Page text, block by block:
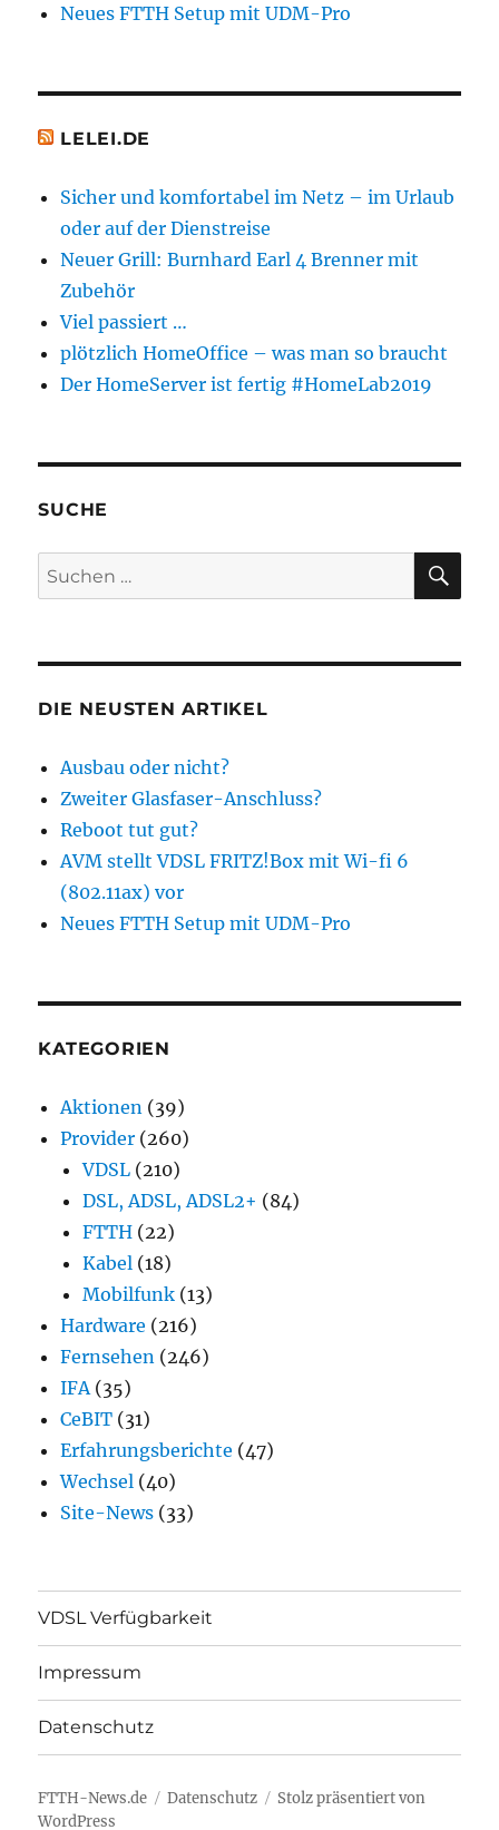
Neues FTTH Setup mit UDM-Pro
LELEI.DE
Sicher und komfortabel im Netz – im Urlaub
oder auf der Dienstreise
Neuer Grill: Burnhard Earl 4 Brenner mit
Zubehör
Viel passiert …
plötzlich HomeOffice – was man so braucht
Der HomeServer ist fertig #HomeLab2019
SUCHE
Suchen
nach:
DIE NEUSTEN ARTIKEL
Ausbau oder nicht?
Zweiter Glasfaser-Anschluss?
Reboot tut gut?
AVM stellt VDSL FRITZ!Box mit Wi-fi 6
(802.11ax) vor
Neues FTTH Setup mit UDM-Pro
KATEGORIEN
Aktionen (39)
Provider (260)
VDSL (210)
DSL, ADSL, ADSL2+ (84)
FTTH (22)
Kabel (18)
Mobilfunk (13)
Hardware (216)
Fernsehen (246)
IFA (35)
CeBIT (31)
Erfahrungsberichte (47)
Wechsel (40)
Site-News (33)
VDSL Verfügbarkeit
Impressum
Datenschutz
FTTH-News.de Datenschutz
Stolz präsentiert von
WordPress